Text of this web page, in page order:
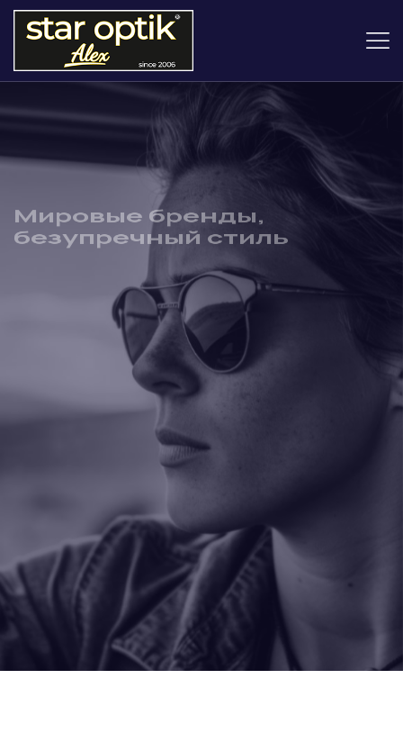
Мировые бренды,
безупречный стиль
В магазине Star Optik Alex вас ждут
оригинальные, гарантированно качественные
и самые новые коллекции.
Электронная почта
staroptik@hotmail.com